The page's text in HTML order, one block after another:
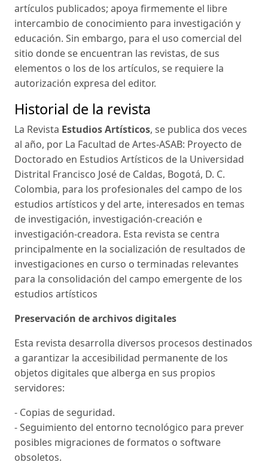
artículos publicados; apoya firmemente el libre
intercambio de conocimiento para investigación y
educación. Sin embargo, para el uso comercial del
sitio donde se encuentran las revistas, de sus
elementos o los de los artículos, se requiere la
autorización expresa del editor.
Historial de la revista
La Revista Estudios Artísticos, se publica dos veces
al año, por La Facultad de Artes-ASAB: Proyecto de
Doctorado en Estudios Artísticos de la Universidad
Distrital Francisco José de Caldas, Bogotá, D. C.
Colombia, para los profesionales del campo de los
estudios artísticos y del arte, interesados en temas
de investigación, investigación-creación e
investigación-creadora. Esta revista se centra
principalmente en la socialización de resultados de
investigaciones en curso o terminadas relevantes
para la consolidación del campo emergente de los
estudios artísticos
Preservación de archivos digitales
Esta revista desarrolla diversos procesos destinados
a garantizar la accesibilidad permanente de los
objetos digitales que alberga en sus propios
servidores:
- Copias de seguridad.
- Seguimiento del entorno tecnológico para prever
posibles migraciones de formatos o software
obsoletos.